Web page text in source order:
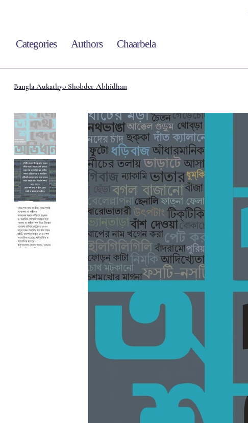
Categories Authors Chaarbela
Bangla Aukathyo Shobder Abhidhan